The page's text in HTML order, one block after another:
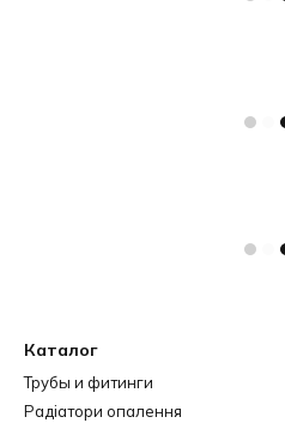
Каталог
Трубы и фитинги
Радіатори опалення